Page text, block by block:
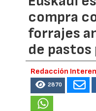
compra
forrajes
de pastos
Redacción
2870